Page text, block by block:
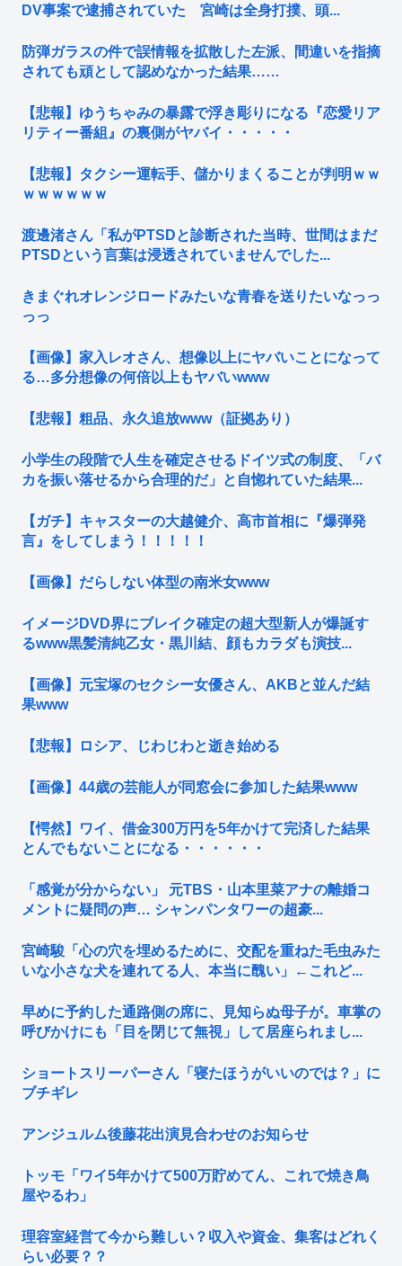
DV事案で逮捕されていた 宮崎は全身打撲、頭...
防弾ガラスの件で誤情報を拡散した左派、間違いを指摘
されても頑として認めなかった結果……
【悲報】ゆうちゃみの暴露で浮き彫りになる『恋愛リア
リティー番組』の裏側がヤバイ・・・・・
【悲報】タクシー運転手、儲かりまくることが判明ｗｗ
ｗｗｗｗｗｗ
渡邊渚さん「私がPTSDと診断された当時、世間はまだ
PTSDという言葉は浸透されていませんでした...
きまぐれオレンジロードみたいな青春を送りたいなっっ
っっ
【画像】家入レオさん、想像以上にヤバいことになって
る…多分想像の何倍以上もヤバいwww
【悲報】粗品、永久追放www（証拠あり）
小学生の段階で人生を確定させるドイツ式の制度、「バ
カを振い落せるから合理的だ」と自惚れていた結果...
【ガチ】キャスターの大越健介、高市首相に『爆弾発
言』をしてしまう！！！！！
【画像】だらしない体型の南米女www
イメージDVD界にブレイク確定の超大型新人が爆誕す
るwww黒髪清純乙女・黒川結、顔もカラダも演技...
【画像】元宝塚のセクシー女優さん、AKBと並んだ結
果www
【悲報】ロシア、じわじわと逝き始める
【画像】44歳の芸能人が同窓会に参加した結果www
【愕然】ワイ、借金300万円を5年かけて完済した結果
とんでもないことになる・・・・・・
「感覚が分からない」 元TBS・山本里菜アナの離婚コ
メントに疑問の声… シャンパンタワーの超豪...
宮崎駿「心の穴を埋めるために、交配を重ねた毛虫みた
いな小さな犬を連れてる人、本当に醜い」←これど...
早めに予約した通路側の席に、見知らぬ母子が。車掌の
呼びかけにも「目を閉じて無視」して居座られまし...
ショートスリーパーさん「寝たほうがいいのでは？」に
ブチギレ
アンジュルム後藤花出演見合わせのお知らせ
トッモ「ワイ5年かけて500万貯めてん、これで焼き鳥
屋やるわ」
理容室経営て今から難しい？収入や資金、集客はどれく
らい必要？？